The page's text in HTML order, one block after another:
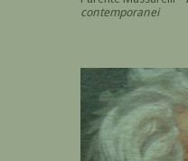
contemporanei